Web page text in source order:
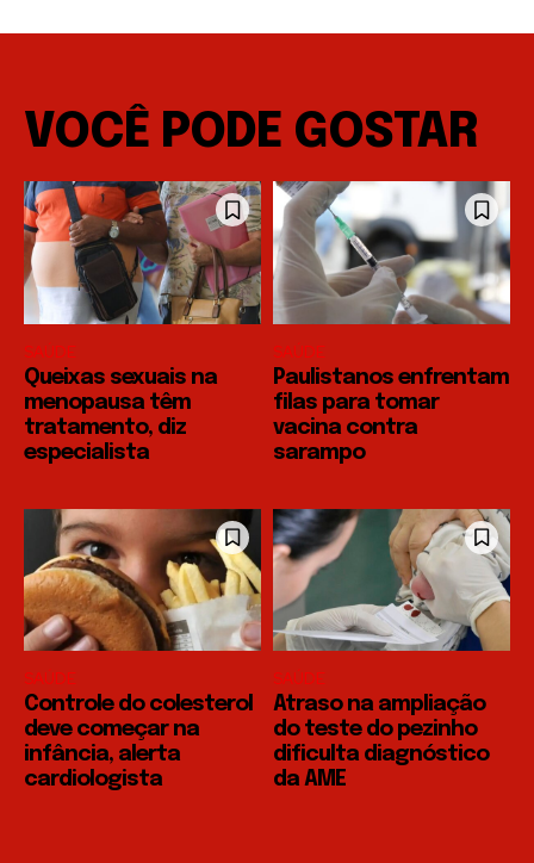
VOCÊ PODE GOSTAR
SAÚDE
Queixas sexuais na
menopausa têm
tratamento, diz
especialista
SAÚDE
Paulistanos enfrentam
filas para tomar
vacina contra
sarampo
SAÚDE
Controle do colesterol
deve começar na
infância, alerta
cardiologista
SAÚDE
Atraso na ampliação
do teste do pezinho
dificulta diagnóstico
da AME